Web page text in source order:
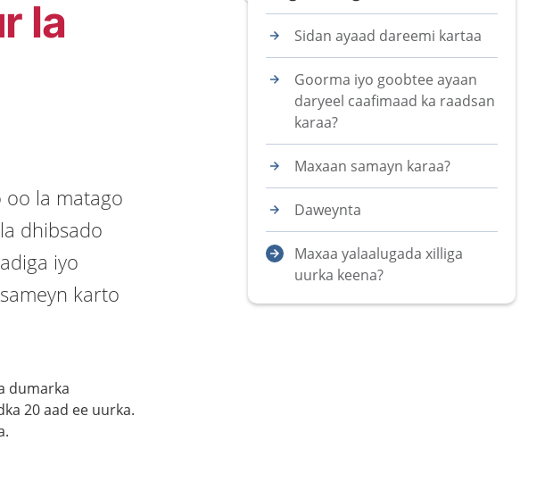
la
la matago
dhibsado
iyo
karto
dumarka
20 aad ee uurka.
Sidan ayaad dareemi kartaa
Goorma iyo goobtee ayaan
daryeel caafimaad ka raadsan
karaa?
Maxaan samayn karaa?
Daweynta
Maxaa yalaalugada xilliga
uurka keena?